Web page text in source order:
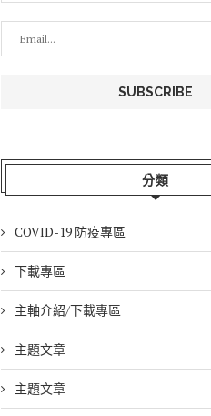
分類
COVID-19 防疫專區
下載專區
主軸介紹/下載專區
主題文章
主題文章